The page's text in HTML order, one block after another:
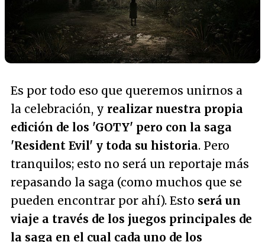
Es por todo eso que queremos unirnos a
la celebración, y realizar nuestra propia
edición de los 'GOTY' pero con la saga
'Resident Evil' y toda su historia. Pero
tranquilos; esto no será un reportaje más
repasando la saga (como muchos que se
pueden encontrar por ahí). Esto será un
viaje a través de los juegos principales de
la saga en el cual cada uno de los